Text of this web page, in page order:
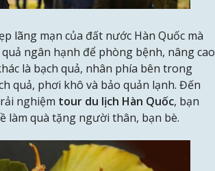
lãng mạn của đất nước Hàn Quốc mà
ngân hạnh để phòng bệnh, nâng cao
là bạch quả, nhân phía bên trong
quả, phơi khô và bảo quản lạnh. Đến
nghiệm tour du lịch Hàn Quốc, bạn
làm quà tặng người thân, bạn bè.